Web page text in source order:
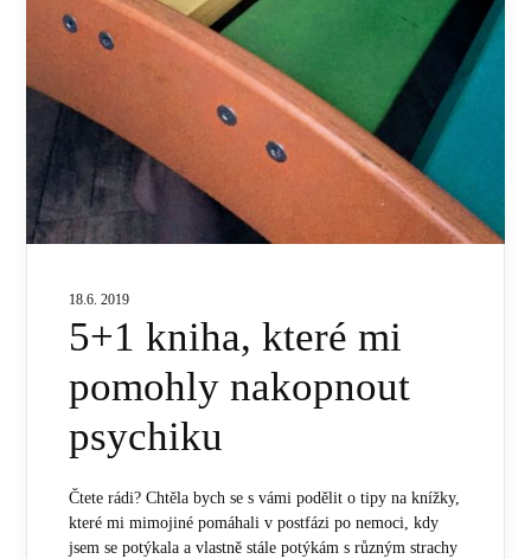
18.6. 2019
5+1 kniha, které mi
pomohly nakopnout
psychiku
Čtete rádi? Chtěla bych se s vámi podělit o tipy na knížky,
které mi mimojiné pomáhali v postfázi po nemoci, kdy
jsem se potýkala a vlastně stále potýkám s různým strachy